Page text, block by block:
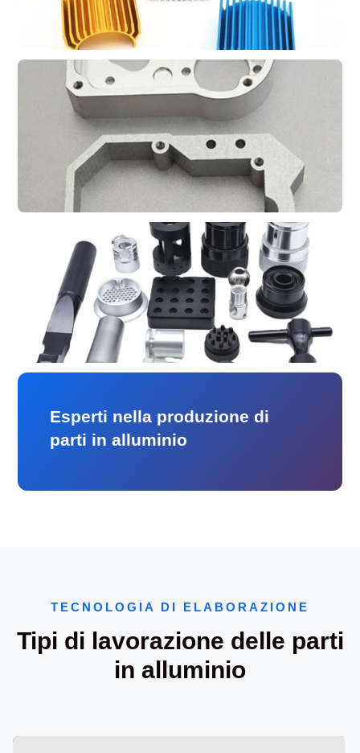
Esperti nella produzione di
parti in alluminio
TECNOLOGIA DI ELABORAZIONE
Tipi di lavorazione delle parti
in alluminio